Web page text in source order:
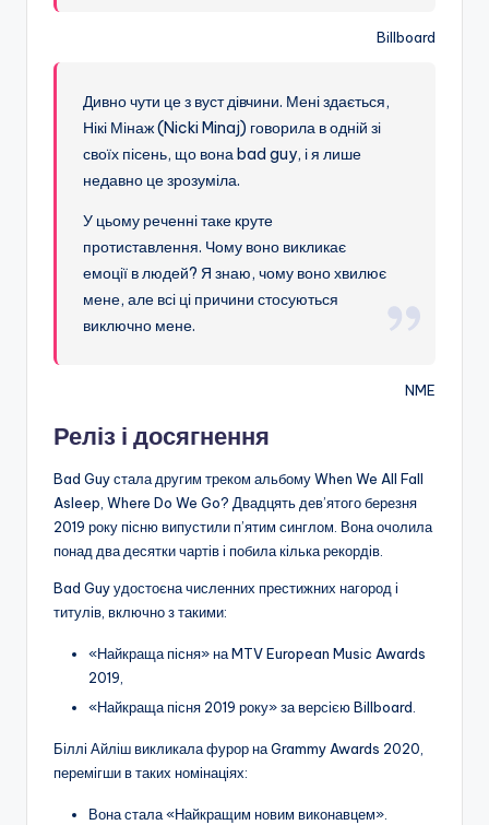
Billboard
Дивно чути це з вуст дівчини. Мені здається,
Нікі Мінаж (Nicki Minaj) говорила в одній зі
своїх пісень, що вона bad guy, і я лише
недавно це зрозуміла.
У цьому реченні таке круте
протиставлення. Чому воно викликає
емоції в людей? Я знаю, чому воно хвилює
мене, але всі ці причини стосуються
виключно мене.
NME
Реліз і досягнення
Bad Guy стала другим треком альбому When We All Fall
Asleep, Where Do We Go? Двадцять дев’ятого березня
2019 року пісню випустили п’ятим синглом. Вона очолила
понад два десятки чартів і побила кілька рекордів.
Bad Guy удостоєна численних престижних нагород і
титулів, включно з такими:
«Найкраща пісня» на MTV European Music Awards
2019,
«Найкраща пісня 2019 року» за версією Billboard.
Біллі Айліш викликала фурор на Grammy Awards 2020,
перемігши в таких номінаціях:
Вона стала «Найкращим новим виконавцем».